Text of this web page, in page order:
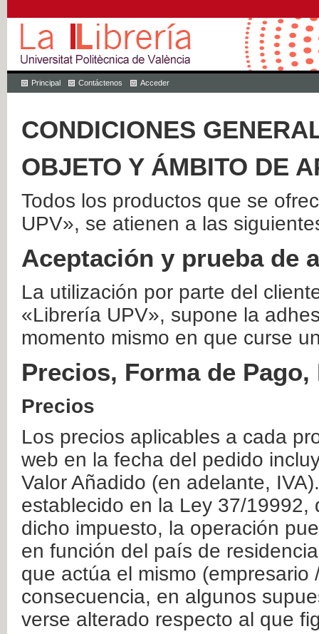
Principal Contáctenos Acceder
CONDICIONES
OBJETO Y ÁMBITO DE
Todos los productos que se
UPV», se atienen a las
Aceptación y prueba de
La utilización por parte del
«Librería UPV», supone la
momento mismo en que curse
Precios, Forma de
Precios
Los precios aplicables a cada
web en la fecha del pedido
Valor Añadido (en adelante,
establecido en la Ley 37/
dicho impuesto, la operación
en función del país de
que actúa el mismo
consecuencia, en algunos
verse alterado respecto al que